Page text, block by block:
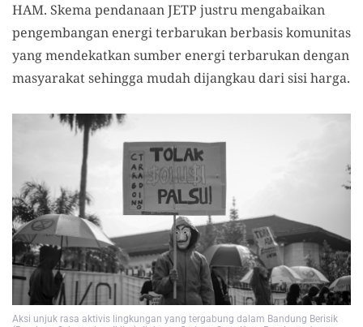
HAM. Skema pendanaan JETP justru mengabaikan
pengembangan energi terbarukan berbasis komunitas
yang mendekatkan sumber energi terbarukan dengan
masyarakat sehingga mudah dijangkau dari sisi harga.
Aksi unjuk rasa aktivis lingkungan yang tergabung dalam Bandung Berisik